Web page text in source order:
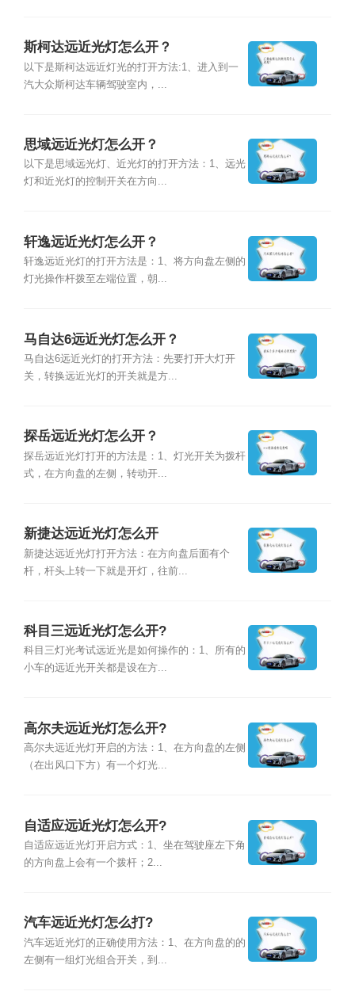
斯柯达远近光灯怎么开？
以下是斯柯达远近灯光的打开方法:1、进入到一
汽大众斯柯达车辆驾驶室内，...
思域远近光灯怎么开？
以下是思域远光灯、近光灯的打开方法：1、远光
灯和近光灯的控制开关在方向...
轩逸远近光灯怎么开？
轩逸远近光灯的打开方法是：1、将方向盘左侧的
灯光操作杆拨至左端位置，朝...
马自达6远近光灯怎么开？
马自达6远近光灯的打开方法：先要打开大灯开
关，转换远近光灯的开关就是方...
探岳远近光灯怎么开？
探岳远近光灯打开的方法是：1、灯光开关为拨杆
式，在方向盘的左侧，转动开...
新捷达远近光灯怎么开
新捷达远近光灯打开方法：在方向盘后面有个
杆，杆头上转一下就是开灯，往前...
科目三远近光灯怎么开?
科目三灯光考试远近光是如何操作的：1、所有的
小车的远近光开关都是设在方...
高尔夫远近光灯怎么开?
高尔夫远近光灯开启的方法：1、在方向盘的左侧
（在出风口下方）有一个灯光...
自适应远近光灯怎么开?
自适应远近光灯开启方式：1、坐在驾驶座左下角
的方向盘上会有一个拨杆；2...
汽车远近光灯怎么打?
汽车远近光灯的正确使用方法：1、在方向盘的的
左侧有一组灯光组合开关，到...